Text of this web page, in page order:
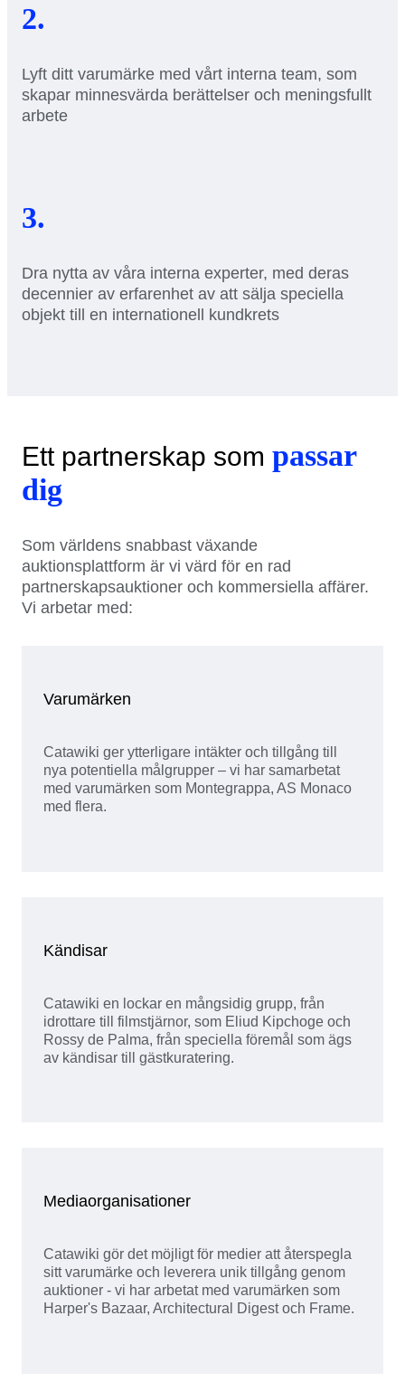
2.
Lyft ditt varumärke med vårt interna team, som
skapar minnesvärda berättelser och meningsfullt
arbete
3.
Dra nytta av våra interna experter, med deras
decennier av erfarenhet av att sälja speciella
objekt till en internationell kundkrets
Ett partnerskap som passar
dig
Som världens snabbast växande
auktionsplattform är vi värd för en rad
partnerskapsauktioner och kommersiella affärer.
Vi arbetar med:
Varumärken
Catawiki ger ytterligare intäkter och tillgång till
nya potentiella målgrupper – vi har samarbetat
med varumärken som Montegrappa, AS Monaco
med flera.
Kändisar
Catawiki en lockar en mångsidig grupp, från
idrottare till filmstjärnor, som Eliud Kipchoge och
Rossy de Palma, från speciella föremål som ägs
av kändisar till gästkuratering.
Mediaorganisationer
Catawiki gör det möjligt för medier att återspegla
sitt varumärke och leverera unik tillgång genom
auktioner - vi har arbetat med varumärken som
Harper's Bazaar, Architectural Digest och Frame.